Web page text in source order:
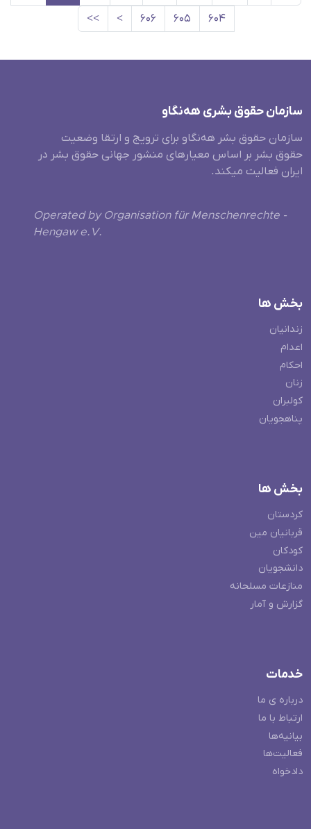
۶۰۴
۶۰۵ ۶۰۶ >
>>
سازمان حقوق بشری هەنگاو
سازمان حقوق بشر هه‌نگاو برای ترویج و ارتقا وضعیت
حقوق بشر بر اساس معیارهای منشور جهانی حقوق بشر در
ایران فعالیت میکند.
Operated by Organisation für Menschenrechte -
Hengaw e.V.
بخش ها
زندانیان
اعدام
احکام
زنان
کولبران
پناهجویان
بخش ها
کردستان
قربانیان مین
کودکان
دانشجویان
منازعات مسلحانه
گزارش و آمار
خدمات
درباره ی ما
ارتباط با ما
بیانیه‌ها
فعالیت‌ها
دادخواه